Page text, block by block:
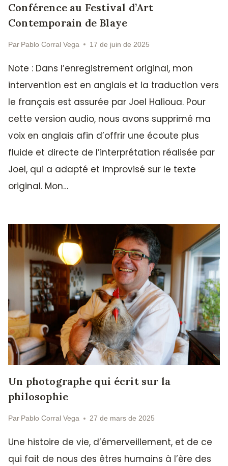
Conférence au Festival d’Art
Contemporain de Blaye
Par Pablo Corral Vega 17 de juin de 2025
Note : Dans l’enregistrement original, mon
intervention est en anglais et la traduction vers
le français est assurée par Joel Halioua. Pour
cette version audio, nous avons supprimé ma
voix en anglais afin d’offrir une écoute plus
fluide et directe de l’interprétation réalisée par
Joel, qui a adapté et improvisé sur le texte
original. Mon…
Un photographe qui écrit sur la
philosophie
Par Pablo Corral Vega 27 de mars de 2025
Une histoire de vie, d’émerveillement, et de ce
qui fait de nous des êtres humains à l’ère des